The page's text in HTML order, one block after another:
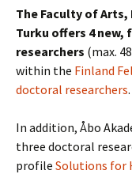
The Faculty of
Turku offers 4
researchers (max.
within the Finland
doctoral researchers.
In addition, Åbo
three doctoral
profile Solutions for